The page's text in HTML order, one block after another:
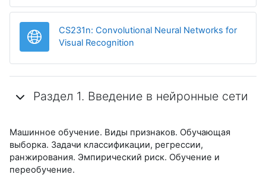
CS231n: Convolutional Neural Networks for
Visual Recognition
Раздел 1. Введение в нейронные сети
Машинное обучение. Виды признаков. Обучающая
выборка. Задачи классификации, регрессии,
ранжирования. Эмпирический риск. Обучение и
переобучение.